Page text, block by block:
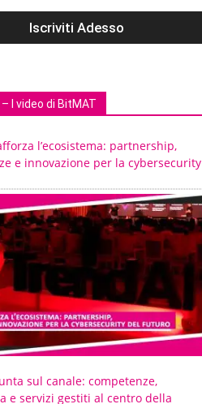
I video di BitMAT
l’ecosistema: partnership,
e innovazione per la cybersecurity
sul canale: competenze,
e servizi gestiti al centro della